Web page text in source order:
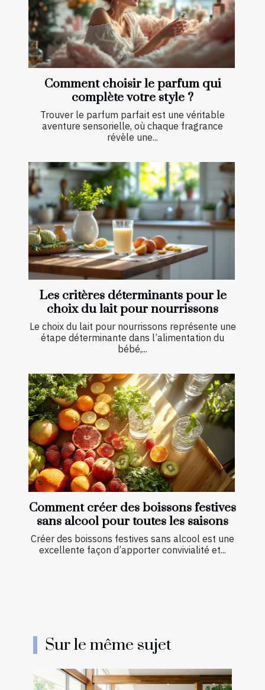
Comment choisir le parfum qui
complète votre style ?
Trouver le parfum parfait est une véritable
aventure sensorielle, où chaque fragrance
révèle une...
Les critères déterminants pour le
choix du lait pour nourrissons
Le choix du lait pour nourrissons représente une
étape déterminante dans l’alimentation du
bébé,...
Comment créer des boissons festives
sans alcool pour toutes les saisons
Créer des boissons festives sans alcool est une
excellente façon d’apporter convivialité et...
Sur le même sujet